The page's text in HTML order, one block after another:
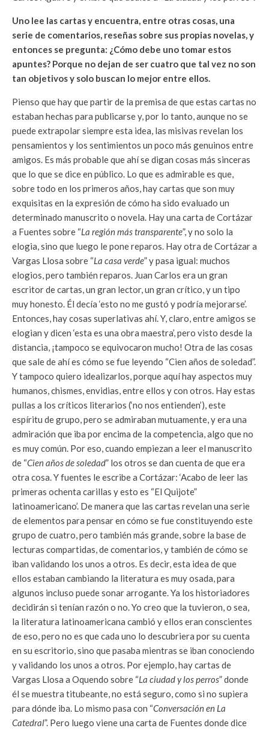
Uno lee las cartas y encuentra, entre otras cosas, una
serie de comentarios, reseñas sobre sus propias novelas, y
entonces se pregunta: ¿Cómo debe uno tomar estos
apuntes? Porque no dejan de ser cuatro que tal vez no son
tan objetivos y solo buscan lo mejor entre ellos.
Pienso que hay que partir de la premisa de que estas cartas no
estaban hechas para publicarse y, por lo tanto, aunque no se
puede extrapolar siempre esta idea, las misivas revelan los
pensamientos y los sentimientos un poco más genuinos entre
amigos. Es más probable que ahí se digan cosas más sinceras
que lo que se dice en público. Lo que es admirable es que,
sobre todo en los primeros años, hay cartas que son muy
exquisitas en la expresión de cómo ha sido evaluado un
determinado manuscrito o novela. Hay una carta de Cortázar
a Fuentes sobre “La región más transparente”, y no solo la
elogia, sino que luego le pone reparos. Hay otra de Cortázar a
Vargas Llosa sobre “La casa verde” y pasa igual: muchos
elogios, pero también reparos. Juan Carlos era un gran
escritor de cartas, un gran lector, un gran crítico, y un tipo
muy honesto. Él decía ‘esto no me gustó y podría mejorarse’.
Entonces, hay cosas superlativas ahí. Y, claro, entre amigos se
elogian y dicen ‘esta es una obra maestra’, pero visto desde la
distancia, ¡tampoco se equivocaron mucho! Otra de las cosas
que sale de ahí es cómo se fue leyendo “Cien años de soledad”.
Y tampoco quiero idealizarlos, porque aquí hay aspectos muy
humanos, chismes, envidias, entre ellos y con otros. Hay estas
pullas a los críticos literarios (‘no nos entienden’), este
espíritu de grupo, pero se admiraban mutuamente, y era una
admiración que iba por encima de la competencia, algo que no
es muy común. Por eso, cuando empiezan a leer el manuscrito
de “Cien años de soledad” los otros se dan cuenta de que era
otra cosa. Y fuentes le escribe a Cortázar: ‘Acabo de leer las
primeras ochenta carillas y esto es “El Quijote”
latinoamericano’. De manera que las cartas revelan una serie
de elementos para pensar en cómo se fue constituyendo este
grupo de cuatro, pero también más grande, sobre la base de
lecturas compartidas, de comentarios, y también de cómo se
iban validando los unos a otros. Es decir, esta idea de que
ellos estaban cambiando la literatura es muy osada, para
algunos incluso puede sonar arrogante. Ya los historiadores
decidirán si tenían razón o no. Yo creo que la tuvieron, o sea,
la literatura latinoamericana cambió y ellos eran conscientes
de eso, pero no es que cada uno lo descubriera por su cuenta
en su escritorio, sino que pasaba mientras se iban conociendo
y validando los unos a otros. Por ejemplo, hay cartas de
Vargas Llosa a Oquendo sobre “La ciudad y los perros” donde
él se muestra titubeante, no está seguro, como si no supiera
para dónde iba. Lo mismo pasa con “Conversación en La
Catedral”. Pero luego viene una carta de Fuentes donde dice